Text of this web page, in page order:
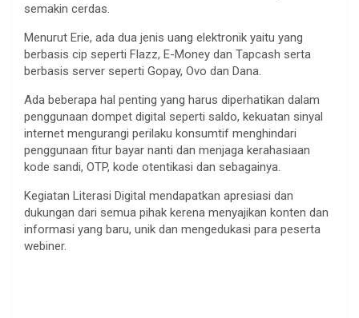
semakin cerdas.
Menurut Erie, ada dua jenis uang elektronik yaitu yang
berbasis cip seperti Flazz, E-Money dan Tapcash serta
berbasis server seperti Gopay, Ovo dan Dana.
Ada beberapa hal penting yang harus diperhatikan dalam
penggunaan dompet digital seperti saldo, kekuatan sinyal
internet mengurangi perilaku konsumtif menghindari
penggunaan fitur bayar nanti dan menjaga kerahasiaan
kode sandi, OTP, kode otentikasi dan sebagainya.
Kegiatan Literasi Digital mendapatkan apresiasi dan
dukungan dari semua pihak kerena menyajikan konten dan
informasi yang baru, unik dan mengedukasi para peserta
webiner.